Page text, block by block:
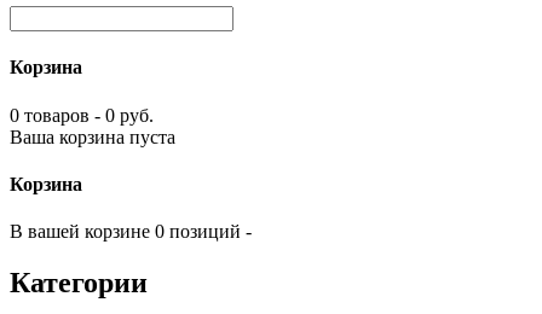
Корзина
0 товаров - 0 руб.
Ваша корзина пуста
Корзина
В вашей корзине 0 позиций -
Категории